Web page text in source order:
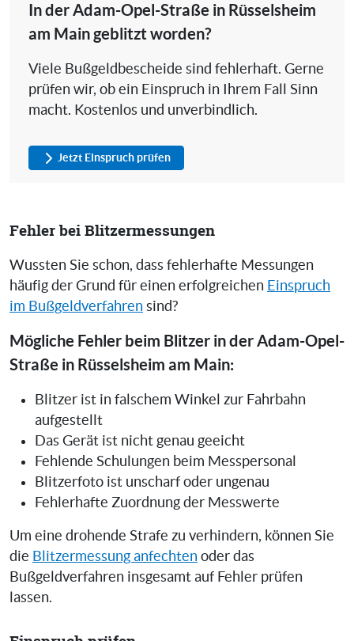
In der Adam-Opel-Straße in Rüsselsheim
am Main geblitzt worden?
Viele Bußgeldbescheide sind fehlerhaft. Gerne
prüfen wir, ob ein Einspruch in Ihrem Fall Sinn
macht. Kostenlos und unverbindlich.
Jetzt Einspruch prüfen
Fehler bei Blitzermessungen
Wussten Sie schon, dass fehlerhafte Messungen
häufig der Grund für einen erfolgreichen Einspruch
im Bußgeldverfahren sind?
Mögliche Fehler beim Blitzer in der Adam-Opel-
Straße in Rüsselsheim am Main:
Blitzer ist in falschem Winkel zur Fahrbahn
aufgestellt
Das Gerät ist nicht genau geeicht
Fehlende Schulungen beim Messpersonal
Blitzerfoto ist unscharf oder ungenau
Fehlerhafte Zuordnung der Messwerte
Um eine drohende Strafe zu verhindern, können Sie
die Blitzermessung anfechten oder das
Bußgeldverfahren insgesamt auf Fehler prüfen
lassen.